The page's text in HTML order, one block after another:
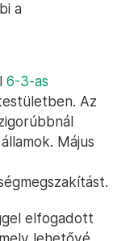
a
6-3-as
Az
Május
elfogadott